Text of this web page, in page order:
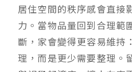
居住空間的秩序感會直接
力。當物品量回到合理範
斷，家會變得更容易維持
理，而是更少需要整理。